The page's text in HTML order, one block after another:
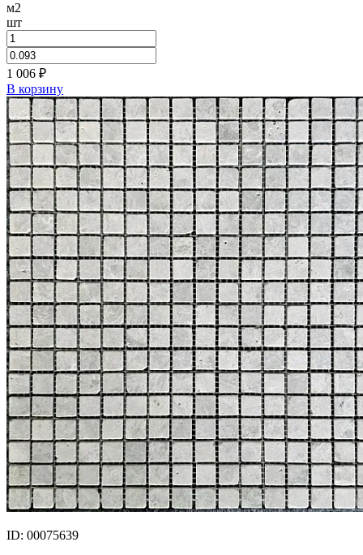
м2
шт
1 006 ₽
В корзину
ID: 00075639